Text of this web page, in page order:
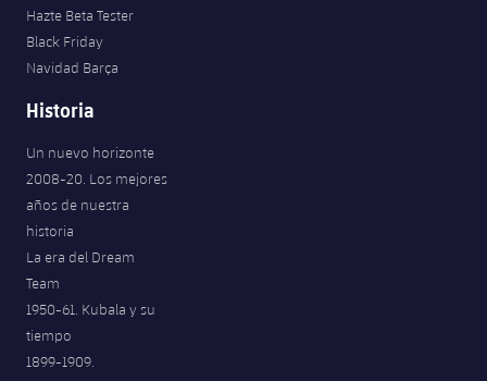
Hazte Beta Tester
Black Friday
Navidad Barça
Historia
Un nuevo horizonte
2008-20. Los mejores
años de nuestra
historia
La era del Dream
Team
1950-61. Kubala y su
tiempo
1899-1909.